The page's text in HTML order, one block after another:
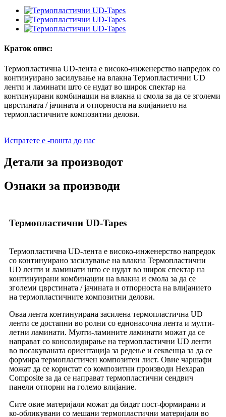
Краток опис:
Термопластична UD-лента е високо-инженерство напредок со
континуирано засилување на влакна Термопластични UD
ленти и ламинати што се нудат во широк спектар на
континуирани комбинации на влакна и смола за да се зголеми
цврстината / јачината и отпорноста на влијанието на
термопластичните композитни делови.
Испратете е -пошта до нас
Детали за производот
Ознаки за производи
Термопластични UD-Tapes
Термопластична UD-лента е високо-инженерство напредок
со континуирано засилување на влакна Термопластични
UD ленти и ламинати што се нудат во широк спектар на
континуирани комбинации на влакна и смола за да се
зголеми цврстината / јачината и отпорноста на влијанието
на термопластичните композитни делови.
Оваа лента континуирана засилена термопластична UD
ленти се достапни во ролни со еднонасочна лента и мулти-
летни ламинати. Мулти-ламините ламинати можат да се
направат со консолидирање на термопластични UD ленти
во посакуваната ориентација за редење и секвенца за да се
формира термопластичен композитен лист. Овие чаршафи
можат да се користат со композитни производи Hexapan
Composite за да се направат термопластични сендвич
панели отпорни на големо влијание.
Сите овие материјали можат да бидат пост-формирани и
ко-обликувани со мешани термопластични материјали во